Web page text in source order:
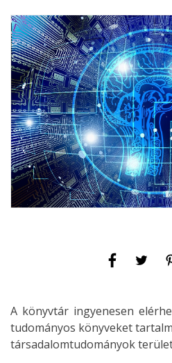
A könyvtár ingyenesen
tudományos könyveket
társadalomtudományok